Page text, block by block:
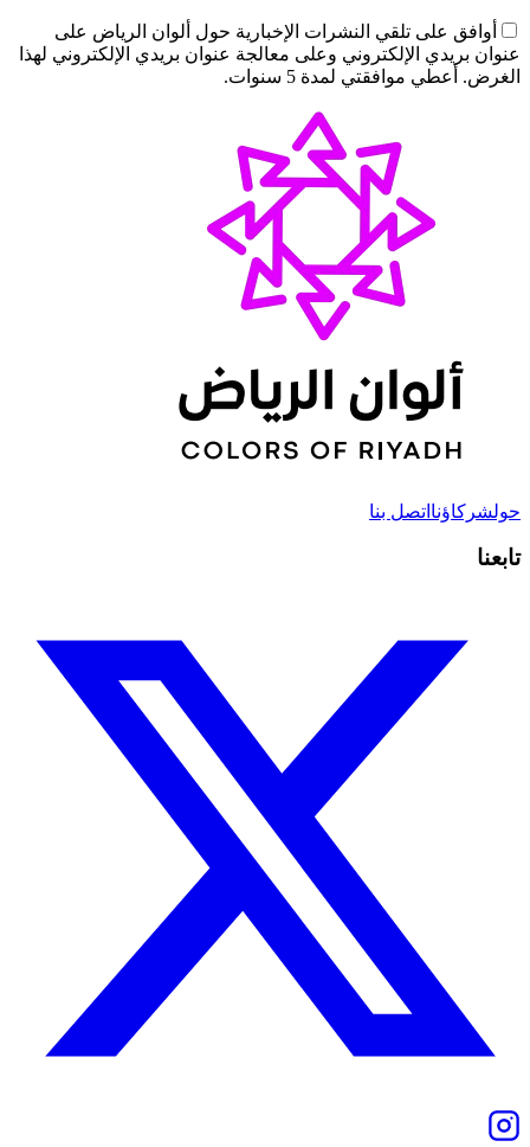
أوافق على تلقي النشرات الإخبارية حول ألوان الرياض على
عنوان بريدي الإلكتروني وعلى معالجة عنوان بريدي الإلكتروني لهذا
الغرض. أعطي موافقتي لمدة 5 سنوات.
حولشركاؤنا اتصل بنا
تابعنا